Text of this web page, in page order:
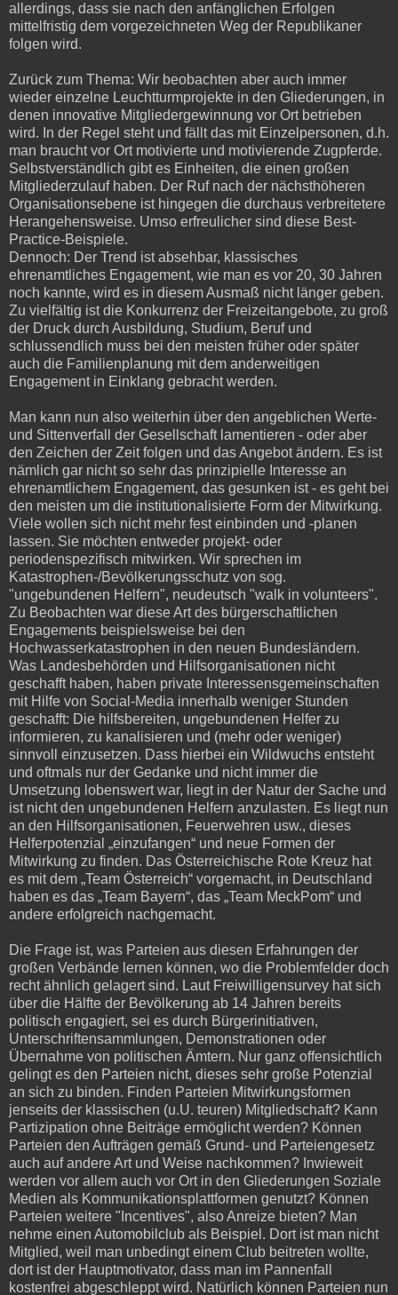
allerdings, dass sie nach den anfänglichen Erfolgen
mittelfristig dem vorgezeichneten Weg der Republikaner
folgen wird.
Zurück zum Thema: Wir beobachten aber auch immer
wieder einzelne Leuchtturmprojekte in den Gliederungen, in
denen innovative Mitgliedergewinnung vor Ort betrieben
wird. In der Regel steht und fällt das mit Einzelpersonen, d.h.
man braucht vor Ort motivierte und motivierende Zugpferde.
Selbstverständlich gibt es Einheiten, die einen großen
Mitgliederzulauf haben. Der Ruf nach der nächsthöheren
Organisationsebene ist hingegen die durchaus verbreitetere
Herangehensweise. Umso erfreulicher sind diese Best-
Practice-Beispiele.
Dennoch: Der Trend ist absehbar, klassisches
ehrenamtliches Engagement, wie man es vor 20, 30 Jahren
noch kannte, wird es in diesem Ausmaß nicht länger geben.
Zu vielfältig ist die Konkurrenz der Freizeitangebote, zu groß
der Druck durch Ausbildung, Studium, Beruf und
schlussendlich muss bei den meisten früher oder später
auch die Familienplanung mit dem anderweitigen
Engagement in Einklang gebracht werden.
Man kann nun also weiterhin über den angeblichen Werte-
und Sittenverfall der Gesellschaft lamentieren - oder aber
den Zeichen der Zeit folgen und das Angebot ändern. Es ist
nämlich gar nicht so sehr das prinzipielle Interesse an
ehrenamtlichem Engagement, das gesunken ist - es geht bei
den meisten um die institutionalisierte Form der Mitwirkung.
Viele wollen sich nicht mehr fest einbinden und -planen
lassen. Sie möchten entweder projekt- oder
periodenspezifisch mitwirken. Wir sprechen im
Katastrophen-/Bevölkerungsschutz von sog.
"ungebundenen Helfern", neudeutsch "walk in volunteers".
Zu Beobachten war diese Art des bürgerschaftlichen
Engagements beispielsweise bei den
Hochwasserkatastrophen in den neuen Bundesländern.
Was Landesbehörden und Hilfsorganisationen nicht
geschafft haben, haben private Interessensgemeinschaften
mit Hilfe von Social-Media innerhalb weniger Stunden
geschafft: Die hilfsbereiten, ungebundenen Helfer zu
informieren, zu kanalisieren und (mehr oder weniger)
sinnvoll einzusetzen. Dass hierbei ein Wildwuchs entsteht
und oftmals nur der Gedanke und nicht immer die
Umsetzung lobenswert war, liegt in der Natur der Sache und
ist nicht den ungebundenen Helfern anzulasten. Es liegt nun
an den Hilfsorganisationen, Feuerwehren usw., dieses
Helferpotenzial „einzufangen“ und neue Formen der
Mitwirkung zu finden. Das Österreichische Rote Kreuz hat
es mit dem „Team Österreich“ vorgemacht, in Deutschland
haben es das „Team Bayern“, das „Team MeckPom“ und
andere erfolgreich nachgemacht.
Die Frage ist, was Parteien aus diesen Erfahrungen der
großen Verbände lernen können, wo die Problemfelder doch
recht ähnlich gelagert sind. Laut Freiwilligensurvey hat sich
über die Hälfte der Bevölkerung ab 14 Jahren bereits
politisch engagiert, sei es durch Bürgerinitiativen,
Unterschriftensammlungen, Demonstrationen oder
Übernahme von politischen Ämtern. Nur ganz offensichtlich
gelingt es den Parteien nicht, dieses sehr große Potenzial
an sich zu binden. Finden Parteien Mitwirkungsformen
jenseits der klassischen (u.U. teuren) Mitgliedschaft? Kann
Partizipation ohne Beiträge ermöglicht werden? Können
Parteien den Aufträgen gemäß Grund- und Parteiengesetz
auch auf andere Art und Weise nachkommen? Inwieweit
werden vor allem auch vor Ort in den Gliederungen Soziale
Medien als Kommunikationsplattformen genutzt? Können
Parteien weitere "Incentives", also Anreize bieten? Man
nehme einen Automobilclub als Beispiel. Dort ist man nicht
Mitglied, weil man unbedingt einem Club beitreten wollte,
dort ist der Hauptmotivator, dass man im Pannenfall
kostenfrei abgeschleppt wird. Natürlich können Parteien nun